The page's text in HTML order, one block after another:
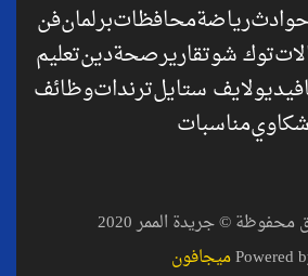
رياضةمحافظاتبرلمانفن
توك شوتقاريرصحةدينتعليم
فيديولايف ستايلترنداتوظائف
شكاويمناسبات
© جريدة الممر 2020
Poweredميجافون